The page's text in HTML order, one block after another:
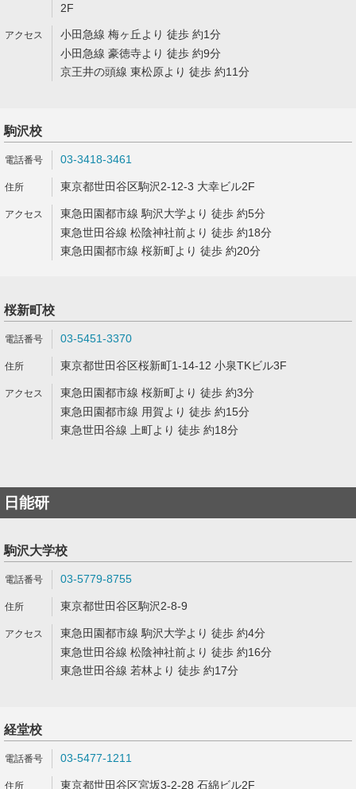
2F
小田急線 梅ヶ丘より 徒歩 約1分
小田急線 豪徳寺より 徒歩 約9分
京王井の頭線 東松原より 徒歩 約11分
駒沢校
03-3418-3461
東京都世田谷区駒沢2-12-3 大幸ビル2F
東急田園都市線 駒沢大学より 徒歩 約5分
東急世田谷線 松陰神社前より 徒歩 約18分
東急田園都市線 桜新町より 徒歩 約20分
桜新町校
03-5451-3370
東京都世田谷区桜新町1-14-12 小泉TKビル3F
東急田園都市線 桜新町より 徒歩 約3分
東急田園都市線 用賀より 徒歩 約15分
東急世田谷線 上町より 徒歩 約18分
日能研
駒沢大学校
03-5779-8755
東京都世田谷区駒沢2-8-9
東急田園都市線 駒沢大学より 徒歩 約4分
東急世田谷線 松陰神社前より 徒歩 約16分
東急世田谷線 若林より 徒歩 約17分
経堂校
03-5477-1211
東京都世田谷区宮坂3-2-28 石綿ビル2F